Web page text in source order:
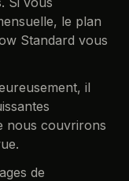
le plan
Standard vous
il
nous couvrirons
de